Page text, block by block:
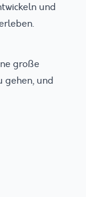
und
große
gehen, und